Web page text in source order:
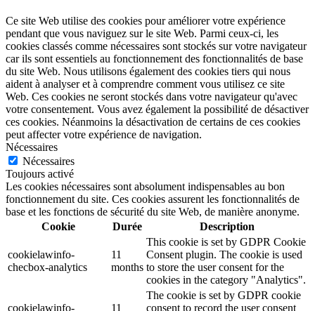
Ce site Web utilise des cookies pour améliorer votre expérience
pendant que vous naviguez sur le site Web. Parmi ceux-ci, les
cookies classés comme nécessaires sont stockés sur votre navigateur
car ils sont essentiels au fonctionnement des fonctionnalités de base
du site Web. Nous utilisons également des cookies tiers qui nous
aident à analyser et à comprendre comment vous utilisez ce site
Web. Ces cookies ne seront stockés dans votre navigateur qu'avec
votre consentement. Vous avez également la possibilité de désactiver
ces cookies. Néanmoins la désactivation de certains de ces cookies
peut affecter votre expérience de navigation.
Nécessaires
Nécessaires
Toujours activé
Les cookies nécessaires sont absolument indispensables au bon
fonctionnement du site. Ces cookies assurent les fonctionnalités de
base et les fonctions de sécurité du site Web, de manière anonyme.
Cookie
Durée Description
cookielawinfo-
checbox-analytics
11
months
This cookie is set by GDPR Cookie
Consent plugin. The cookie is used
to store the user consent for the
cookies in the category "Analytics".
cookielawinfo-
11
The cookie is set by GDPR cookie
consent to record the user consent